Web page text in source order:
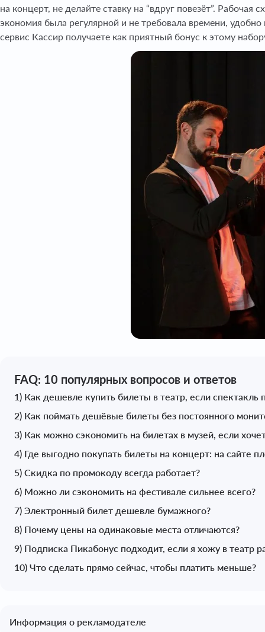
на концерт, не делайте ставку на “вдруг повезёт”.
экономия была регулярной и не требовала времени,
сервис Кассир получаете как приятный бонус к этому
FAQ: 10 популярных вопросов и ответов
1) Как дешевле купить билеты в театр, если спектакль
2) Как поймать дешёвые билеты без постоянного
3) Как можно сэкономить на билетах в музей, если
4) Где выгодно покупать билеты на концерт: на сайте
5) Скидка по промокоду всегда работает?
6) Можно ли сэкономить на фестивале сильнее всего?
7) Электронный билет дешевле бумажного?
8) Почему цены на одинаковые места отличаются?
9) Подписка Пикабонус подходит, если я хожу в театр
10) Что сделать прямо сейчас, чтобы платить меньше?
Информация о рекламодателе